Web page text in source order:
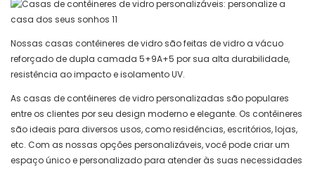
Nossas casas contêineres de vidro são feitas de vidro a vácuo
reforçado de dupla camada 5+9A+5 por sua alta durabilidade,
resistência ao impacto e isolamento UV.
As casas de contêineres de vidro personalizadas são populares
entre os clientes por seu design moderno e elegante. Os contêineres
são ideais para diversos usos, como residências, escritórios, lojas,
etc. Com as nossas opções personalizáveis, você pode criar um
espaço único e personalizado para atender às suas necessidades